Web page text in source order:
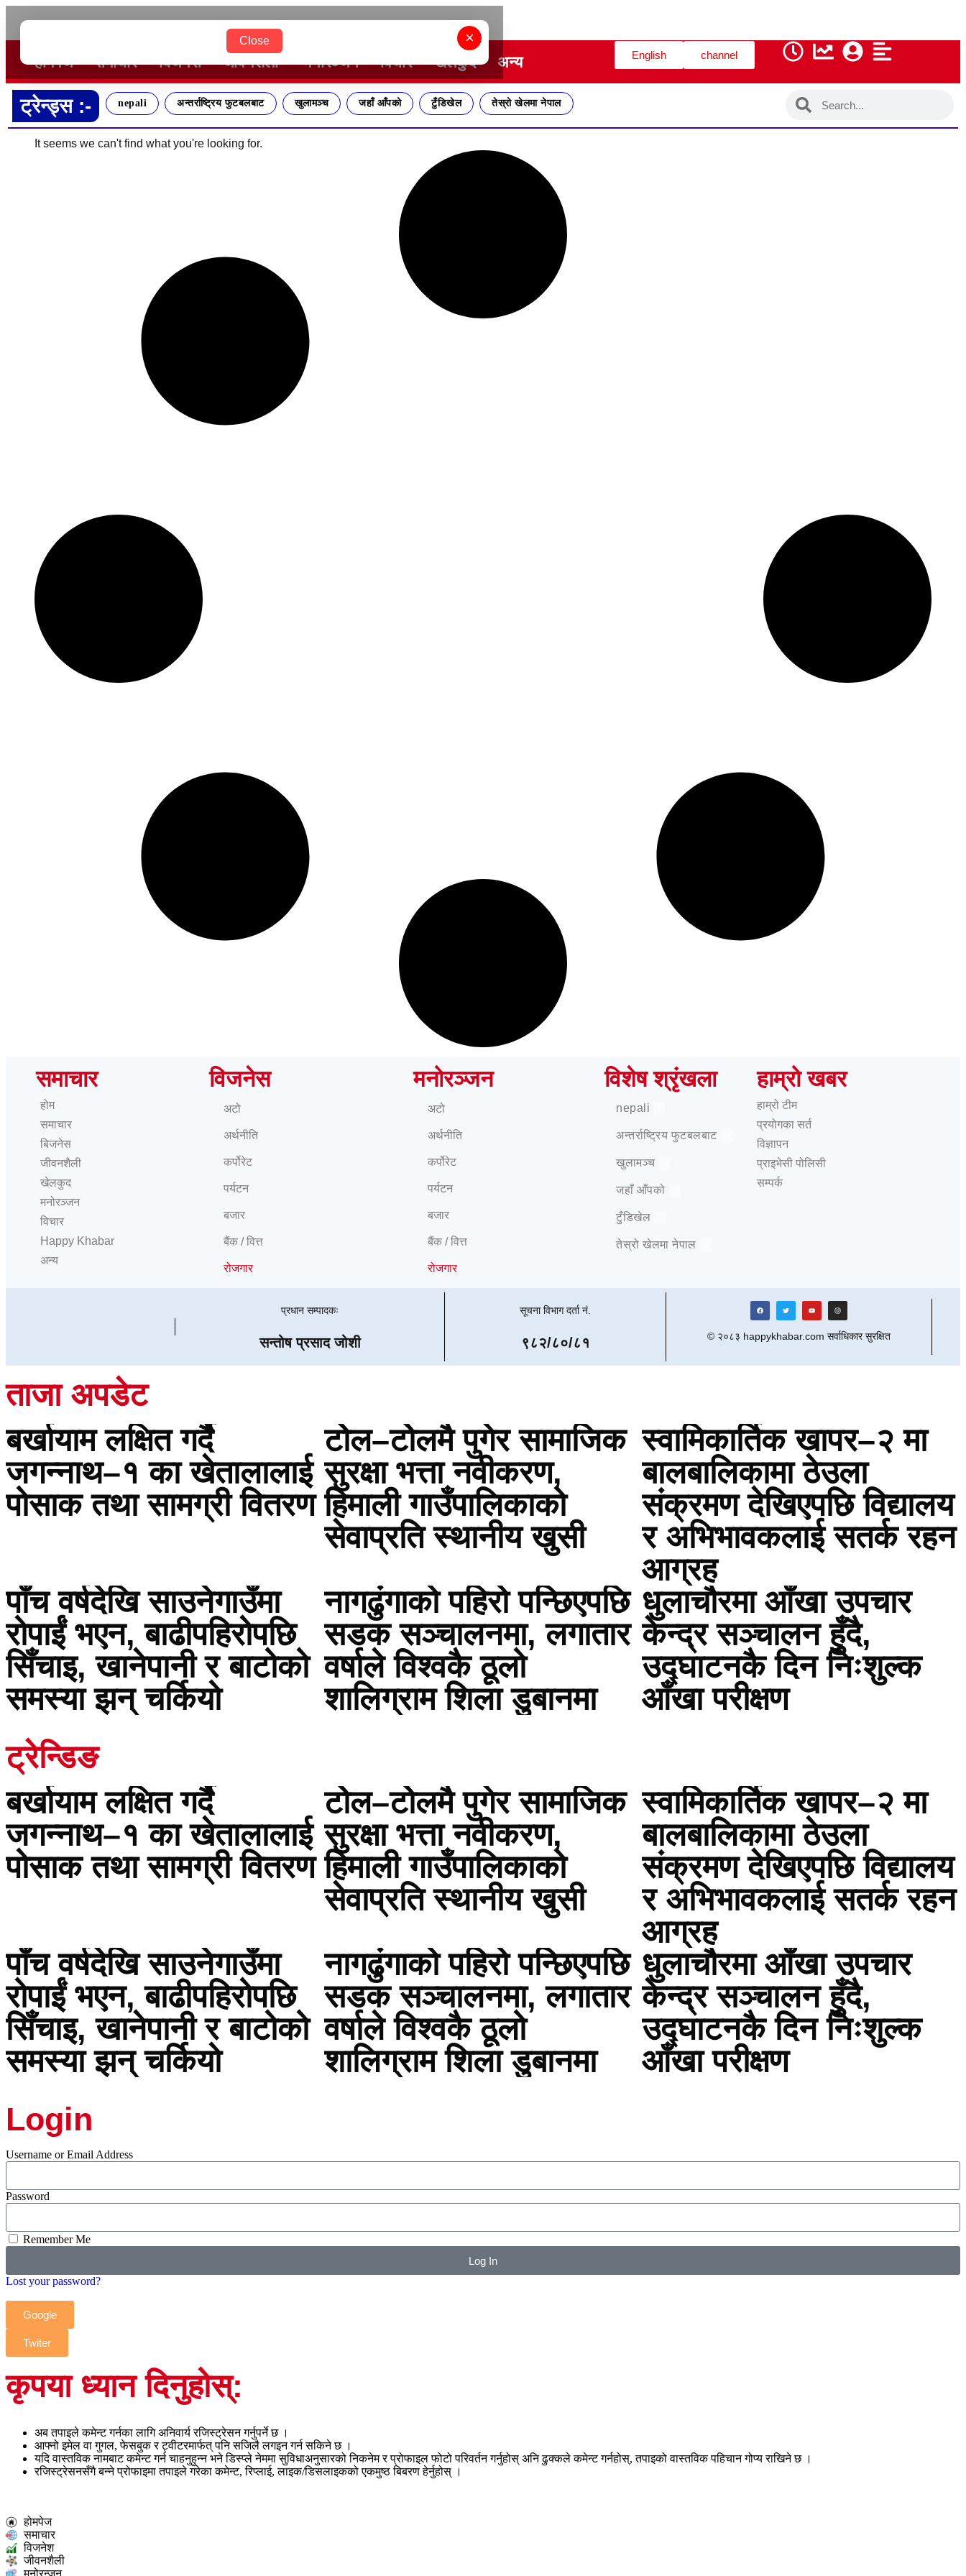
Close ×
होमपेज समाचार बिजनेस जीवनशैली मनोरञ्जन विचार खेलकुद अन्य English channel
ट्रेन्ड्स :- nepali अन्तर्राष्ट्रिय फुटबलबाट खुलामञ्च जहाँ आँपको टुँडिखेल तेस्रो खेलमा नेपाल
It seems we can't find what you're looking for.
समाचार
होम
समाचार
बिजनेस
जीवनशैली
खेलकुद
मनोरञ्जन
विचार
Happy Khabar
अन्य
विजनेस
अटो
अर्थनीति
कर्पोरेट
पर्यटन
बजार
बैंक / वित्त
रोजगार
मनोरञ्जन
अटो
अर्थनीति
कर्पोरेट
पर्यटन
बजार
बैंक / वित्त
रोजगार
विशेष श्रृंखला
nepali
अन्तर्राष्ट्रिय फुटबलबाट
खुलामञ्च
जहाँ आँपको
टुँडिखेल
तेस्रो खेलमा नेपाल
हाम्रो खबर
हाम्रो टीम
प्रयोगका सर्त
विज्ञापन
प्राइभेसी पोलिसी
सम्पर्क
प्रधान सम्पादकः
सन्तोष प्रसाद जोशी
सूचना विभाग दर्ता नं.
९८२/८०/८१ © २०८३ happykhabar.com सर्वाधिकार सुरक्षित
ताजा अपडेट
बर्खायाम लक्षित गर्दै
जगन्नाथ–१ का खेतालालाई
पोसाक तथा सामग्री वितरण
टोेल–टोेलमै पुगेर सामाजिक
सुरक्षा भत्ता नवीकरण,
हिमाली गाउँपालिकाको
सेवाप्रति स्थानीय खुसी
स्वामिकार्तिक खापर–२ मा
बालबालिकामा ठेउला
संक्रमण देखिएपछि विद्यालय
र अभिभावकलाई सतर्क रहन
आग्रह
पाँच वर्षदेखि साउनेगाउँमा
रोपाईं भएन, बाढीपहिरोपछि
सिँचाइ, खानेपानी र बाटोको
समस्या झन् चर्कियो
नागढुंगाको पहिरो पन्छिएपछि
सडक सञ्चालनमा, लगातार
वर्षाले विश्वकै ठूलो
शालिग्राम शिला डुबानमा
धुलाचौरमा आँखा उपचार
केन्द्र सञ्चालन हुँदै,
उद्घाटनकै दिन निःशुल्क
आँखा परीक्षण
ट्रेन्डिङ
बर्खायाम लक्षित गर्दै
जगन्नाथ–१ का खेतालालाई
पोसाक तथा सामग्री वितरण
टोेल–टोेलमै पुगेर सामाजिक
सुरक्षा भत्ता नवीकरण,
हिमाली गाउँपालिकाको
सेवाप्रति स्थानीय खुसी
स्वामिकार्तिक खापर–२ मा
बालबालिकामा ठेउला
संक्रमण देखिएपछि विद्यालय
र अभिभावकलाई सतर्क रहन
आग्रह
पाँच वर्षदेखि साउनेगाउँमा
रोपाईं भएन, बाढीपहिरोपछि
सिँचाइ, खानेपानी र बाटोको
समस्या झन् चर्कियो
नागढुंगाको पहिरो पन्छिएपछि
सडक सञ्चालनमा, लगातार
वर्षाले विश्वकै ठूलो
शालिग्राम शिला डुबानमा
धुलाचौरमा आँखा उपचार
केन्द्र सञ्चालन हुँदै,
उद्घाटनकै दिन निःशुल्क
आँखा परीक्षण
Login
Username or Email Address
Password
Remember Me
Log In
Lost your password?
Google
Twiter
कृपया ध्यान दिनुहोस्:
अब तपाइले कमेन्ट गर्नका लागि अनिवार्य रजिस्ट्रेसन गर्नुपर्ने छ ।
आफ्नो इमेल वा गुगल, फेसबुक र ट्वीटरमार्फत् पनि सजिलै लगइन गर्न सकिने छ ।
यदि वास्तविक नामबाट कमेन्ट गर्न चाहनुहुन्न भने डिस्प्ले नेममा सुविधाअनुसारको निकनेम र प्रोफाइल फोटो परिवर्तन गर्नुहोस् अनि ढुक्कले कमेन्ट गर्नहोस्, तपाइको वास्तविक पहिचान गोप्य राखिने छ ।
रजिस्ट्रेसनसँगै बन्ने प्रोफाइमा तपाइले गरेका कमेन्ट, रिप्लाई, लाइक/डिसलाइकको एकमुष्ठ बिबरण हेर्नुहोस् ।
होमपेज
समाचार
विजनेश
जीवनशैली
मनोरन्जन